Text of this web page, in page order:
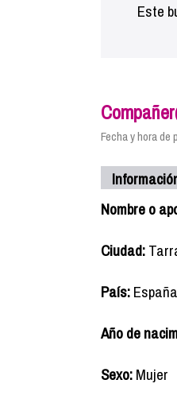
Este
Fecha y hora de
Nombre o
Ciudad:
País:España
Año de
Sexo:Mujer